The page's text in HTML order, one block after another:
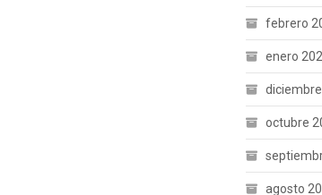
febrero
enero
octubre
agosto